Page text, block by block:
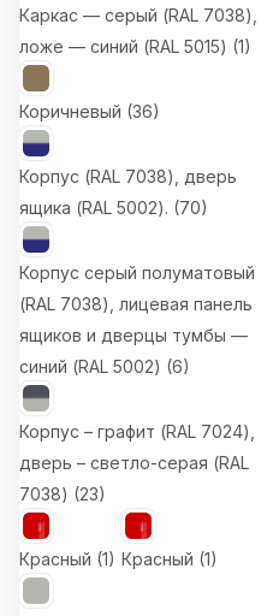
Каркас — серый (RAL 7038),
ложе — синий (RAL 5015) (1)
Коричневый (36)
Корпус (RAL 7038), дверь
ящика (RAL 5002). (70)
Корпус серый полуматовый
(RAL 7038), лицевая панель
ящиков и дверцы тумбы —
синий (RAL 5002) (6)
Корпус – графит (RAL 7024),
дверь – светло-серая (RAL
7038) (23)
Красный (1) Красный (1)
Размеры: 1000х500 мм.
1 284 ₽
MS Hard 300 Стойка
ПРОМЕТ (Серый MS)
Размеры: 3000 мм.
Подробнее
ПРОМЕТ (Серый MS)
Наличие уточняйте
Размеры: 1200х300 мм.